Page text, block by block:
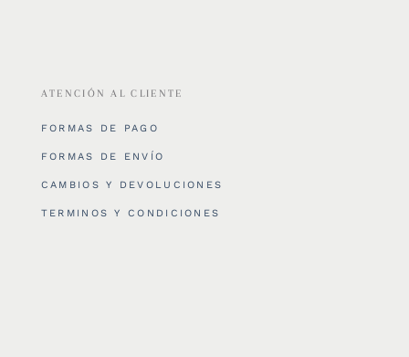
ATENCIÓN AL CLIENTE
FORMAS DE PAGO
FORMAS DE ENVÍO
CAMBIOS Y DEVOLUCIONES
TERMINOS Y CONDICIONES